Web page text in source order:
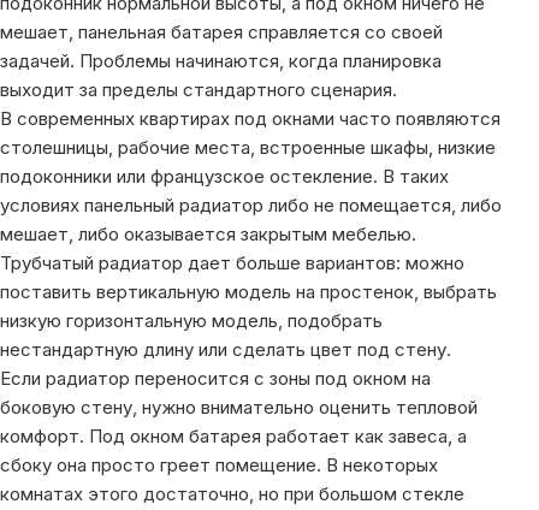
мешает, панельная батарея справляется со своей
задачей. Проблемы начинаются, когда планировка
выходит за пределы стандартного сценария.
В современных квартирах под окнами часто появляются
столешницы, рабочие места, встроенные шкафы, низкие
подоконники или французское остекление. В таких
условиях панельный радиатор либо не помещается, либо
мешает, либо оказывается закрытым мебелью.
Трубчатый радиатор дает больше вариантов: можно
поставить вертикальную модель на простенок, выбрать
низкую горизонтальную модель, подобрать
нестандартную длину или сделать цвет под стену.
Если радиатор переносится с зоны под окном на
боковую стену, нужно внимательно оценить тепловой
комфорт. Под окном батарея работает как завеса, а
сбоку она просто греет помещение. В некоторых
комнатах этого достаточно, но при большом стекле